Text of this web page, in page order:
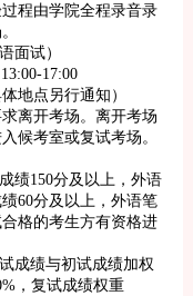
程由学院全程录音录
试）
17:00
点另行通知）
离开考场。离开考场
候考室或复试考场。
150分及以上，外语
60分及以上，外语笔
格的考生方有资格进
成绩与初试成绩加权
，复试成绩权重